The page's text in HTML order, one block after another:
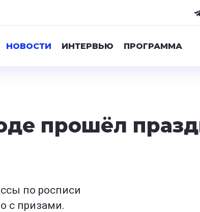
НОВОСТИ ИНТЕРВЬЮ ПРОГРАММА
прошёл
по росписи
с призами.